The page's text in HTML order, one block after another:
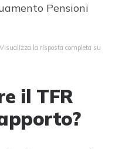
Pensioni
Visualizza la risposta completa su
il TFR